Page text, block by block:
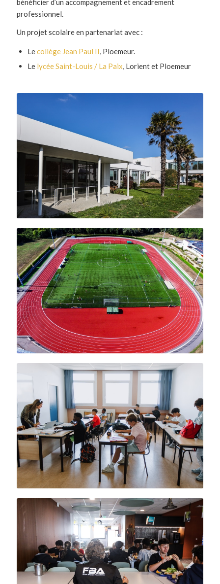
bénéficier d’un accompagnement et encadrement
professionnel.
Un projet scolaire en partenariat avec :
Lecollège Jean Paul II, Ploemeur.
Le lycée Saint-Louis / La Paix, Lorient et Ploemeur